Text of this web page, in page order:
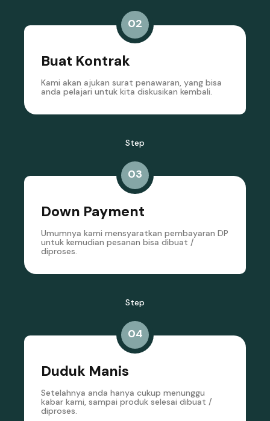
02
Buat Kontrak
Kami akan ajukan surat penawaran, yang bisa
anda pelajari untuk kita diskusikan kembali.
Step
03
Down Payment
Umumnya kami mensyaratkan pembayaran DP
untuk kemudian pesanan bisa dibuat /
diproses.
Step
04
Duduk Manis
Setelahnya anda hanya cukup menunggu
kabar kami, sampai produk selesai dibuat /
diproses.